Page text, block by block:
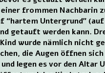
frommen Nachbarin
“hartem Untergrund”
getauft werden kann.
wurde nämlich nicht
die Augen öffnen sich
legen es vor den Altar